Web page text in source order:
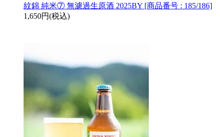
紋錦 純米⑦ 無濾過生原酒 2025BY [商品番号 : 185/186]
1,650円(税込)